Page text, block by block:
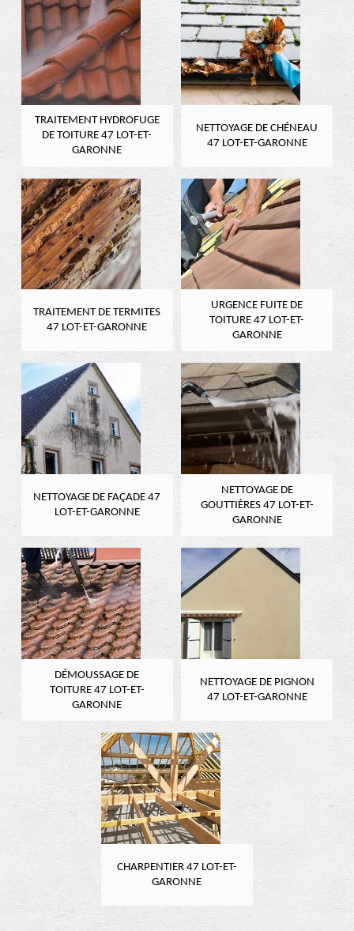
TRAITEMENT HYDROFUGE
DE TOITURE 47 LOT-ET-
GARONNE
NETTOYAGE DE CHÉNEAU
47 LOT-ET-GARONNE
TRAITEMENT DE TERMITES
47 LOT-ET-GARONNE
URGENCE FUITE DE
TOITURE 47 LOT-ET-
GARONNE
NETTOYAGE DE FAÇADE 47
LOT-ET-GARONNE
NETTOYAGE DE
GOUTTIÈRES 47 LOT-ET-
GARONNE
DÉMOUSSAGE DE
TOITURE 47 LOT-ET-
GARONNE
NETTOYAGE DE PIGNON
47 LOT-ET-GARONNE
CHARPENTIER 47 LOT-ET-
GARONNE